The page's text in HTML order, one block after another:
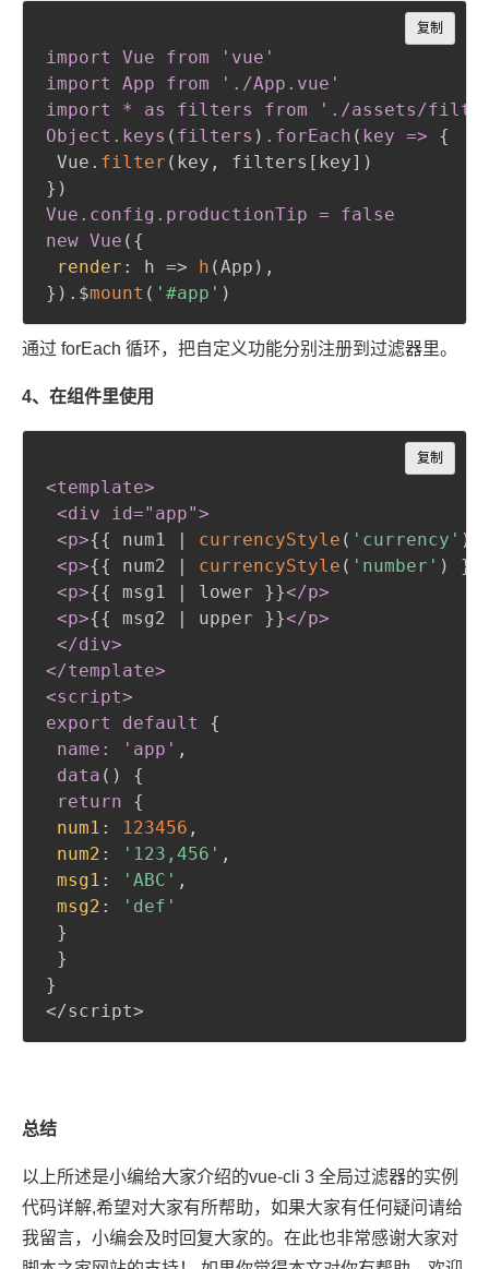
import Vue from 'vue'
import App from './App .vue '
import * as filters from './assets/
Object .keys ( filters ) .forEach ( key =>
{
Vue. filter ( key , filters[key] )
} )
Vue .config .productionTip = false
new Vue ( {
render : h => h (App ) ,
} ) .$mount ( '#app' )
复制
Copy
通过 forEach 循环，把自定义功能分别注册到过滤器里。
4、在组件里使用
<template>
<div id="app">
<p>{{ num1 | currencyStyle ( 'currency' )
<p>{{ num2 | currencyStyle ( 'number' ) }
<p>{{ msg1 | lower }}</p>
<p>{{ msg2 | upper }}</p>
</div>
</template>
<script>
export default
{
name: 'app' ,
data ( )
{
return
{
num1 : 123456 ,
num2 : '123,456' ,
msg1 : 'ABC' ,
msg2 :
'def'
}
}
}
</script>
复制
Copy
总结
以上所述是小编给大家介绍的vue-cli 3 全局过滤器的实例
代码详解,希望对大家有所帮助，如果大家有任何疑问请给
我留言，小编会及时回复大家的。在此也非常感谢大家对